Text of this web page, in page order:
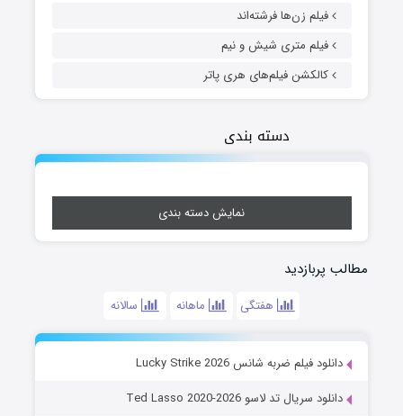
فیلم زن‌ها فرشته‌اند
فیلم متری شیش و نیم
کالکشن فیلم‌های هری پاتر
دسته بندی
نمایش دسته بندی
مطالب پربازدید
هفتگی ماهانه سالانه
دانلود فیلم ضربه شانس Lucky Strike 2026
دانلود سریال تد لاسو Ted Lasso 2020-2026